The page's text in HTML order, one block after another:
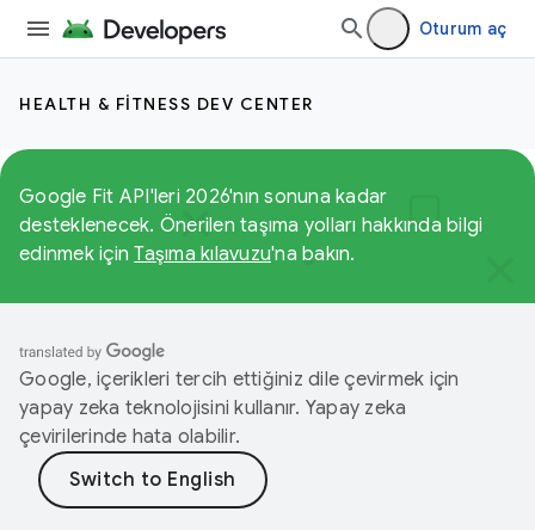
Oturum aç
HEALTH & FITNESS DEV CENTER
Google Fit API'leri 2026'nın sonuna kadar
desteklenecek. Önerilen taşıma yolları hakkında bilgi
edinmek içinTaşıma kılavuzu'na bakın.
Google, içerikleri tercih ettiğiniz dile çevirmek için
yapay zeka teknolojisini kullanır. Yapay zeka
çevirilerinde hata olabilir.